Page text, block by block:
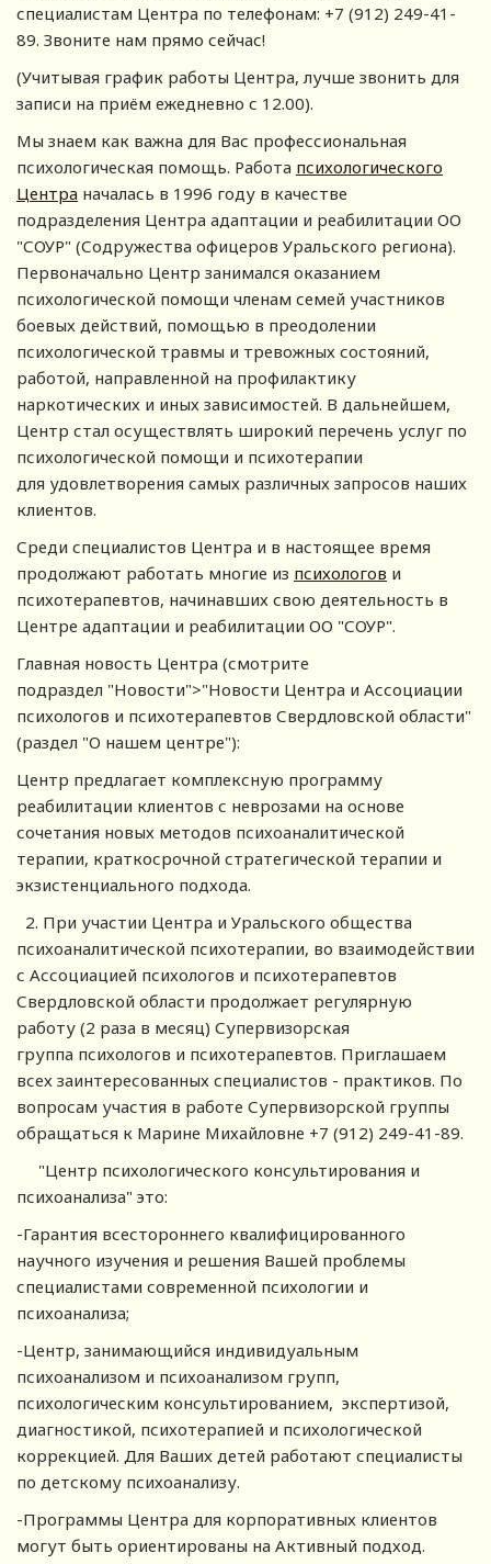
специалистам Центра по телефонам: +7 (912) 249-41-
89. Звоните нам прямо сейчас!
(Учитывая график работы Центра, лучше звонить для
записи на приём ежедневно с 12.00).
Мы знаем как важна для Вас профессиональная
психологическая помощь. Работа психологического
Центра началась в 1996 году в качестве
подразделения Центра адаптации и реабилитации ОО
"СОУР" (Содружества офицеров Уральского региона).
Первоначально Центр занимался оказанием
психологической помощи членам семей участников
боевых действий, помощью в преодолении
психологической травмы и тревожных состояний,
работой, направленной на профилактику
наркотических и иных зависимостей. В дальнейшем,
Центр стал осуществлять широкий перечень услуг по
психологической помощи и психотерапии
для удовлетворения самых различных запросов наших
клиентов.
Среди специалистов Центра и в настоящее время
продолжают работать многие из психологов и
психотерапевтов, начинавших свою деятельность в
Центре адаптации и реабилитации ОО "СОУР".
Главная новость Центра (смотрите
подраздел "Новости">"Новости Центра и Ассоциации
психологов и психотерапевтов Свердловской области"
(раздел "О нашем центре"):
Центр предлагает комплексную программу
реабилитации клиентов с неврозами на основе
сочетания новых методов психоаналитической
терапии, краткосрочной стратегической терапии и
экзистенциального подхода.
2. При участии Центра и Уральского общества
психоаналитической психотерапии, во взаимодействии
с Ассоциацией психологов и психотерапевтов
Свердловской области продолжает регулярную
работу (2 раза в месяц) Супервизорская
группа психологов и психотерапевтов. Приглашаем
всех заинтересованных специалистов - практиков. По
вопросам участия в работе Супервизорской группы
обращаться к Марине Михайловне +7 (912) 249-41-89.
"Центр психологического консультирования и
психоанализа" это:
-Гарантия всестороннего квалифицированного
научного изучения и решения Вашей проблемы
специалистами современной психологии и
психоанализа;
-Центр, занимающийся индивидуальным
психоанализом и психоанализом групп,
психологическим консультированием, экспертизой,
диагностикой, психотерапией и психологической
коррекцией. Для Ваших детей работают специалисты
по детскому психоанализу.
-Программы Центра для корпоративных клиентов
могут быть ориентированы на Активный подход.